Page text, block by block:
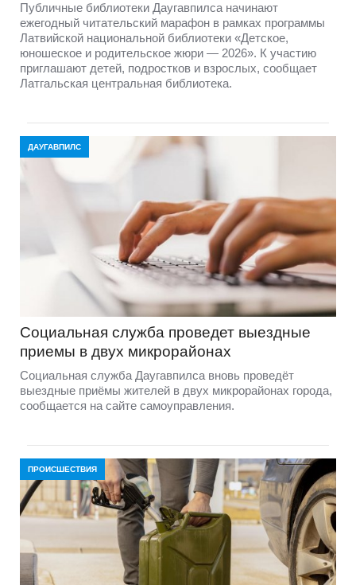
Публичные библиотеки Даугавпилса начинают
ежегодный читательский марафон в рамках программы
Латвийской национальной библиотеки «Детское,
юношеское и родительское жюри — 2026». К участию
приглашают детей, подростков и взрослых, сообщает
Латгальская центральная библиотека.
ДАУГАВПИЛС
Социальная служба проведет выездные
приемы в двух микрорайонах
Социальная служба Даугавпилса вновь проведёт
выездные приёмы жителей в двух микрорайонах города,
сообщается на сайте самоуправления.
ПРОИСШЕСТВИЯ